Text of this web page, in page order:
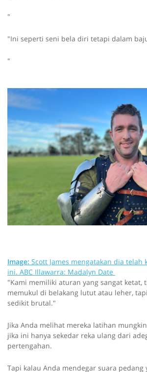
"
"Ini seperti seni bela diri tetapi dalam
"
Image: Scott James mengatakan dia telah
ini. ABC Illawarra: Madalyn Date
"Kami memiliki aturan yang sangat ketat,
memukul di belakang lutut atau leher,
sedikit brutal."
Jika Anda melihat mereka latihan
jika ini hanya sekedar reka ulang dari
pertengahan.
Tapi kalau Anda mendegar suara pedang